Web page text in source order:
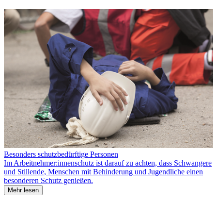
Besonders schutzbedürftige Personen
Im Arbeitnehmer:innenschutz ist darauf zu achten, dass Schwangere
und Stillende, Menschen mit Behinderung und Jugendliche einen
besonderen Schutz genießen.
Mehr lesen